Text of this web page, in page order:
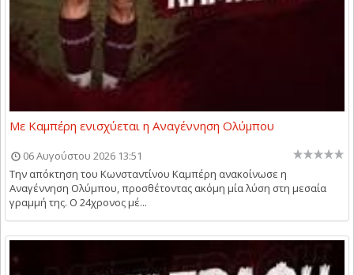
Με Καμπέρη ενισχύεται η Αναγέννηση Ολύμπου
06 Αυγούστου 2026 13:51
Την απόκτηση του Κωνσταντίνου Καμπέρη ανακοίνωσε η
Αναγέννηση Ολύμπου, προσθέτοντας ακόμη μία λύση στη μεσαία
γραμμή της. Ο 24χρονος μέ...